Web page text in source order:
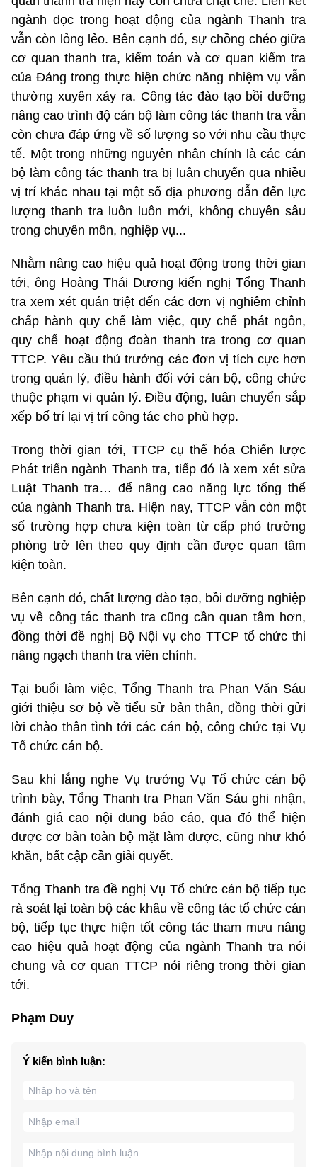
ngành dọc trong hoạt động của ngành Thanh tra
vẫn còn lỏng lẻo. Bên cạnh đó, sự chồng chéo giữa
cơ quan thanh tra, kiểm toán và cơ quan kiểm tra
của Đảng trong thực hiện chức năng nhiệm vụ vẫn
thường xuyên xảy ra. Công tác đào tạo bồi dưỡng
nâng cao trình độ cán bộ làm công tác thanh tra vẫn
còn chưa đáp ứng về số lượng so với nhu cầu thực
tế. Một trong những nguyên nhân chính là các cán
bộ làm công tác thanh tra bị luân chuyển qua nhiều
vị trí khác nhau tại một số địa phương dẫn đến lực
lượng thanh tra luôn luôn mới, không chuyên sâu
trong chuyên môn, nghiệp vụ...
Nhằm nâng cao hiệu quả hoạt động trong thời gian
tới, ông Hoàng Thái Dương kiến nghị Tổng Thanh
tra xem xét quán triệt đến các đơn vị nghiêm chỉnh
chấp hành quy chế làm việc, quy chế phát ngôn,
quy chế hoạt động đoàn thanh tra trong cơ quan
TTCP. Yêu cầu thủ trưởng các đơn vị tích cực hơn
trong quản lý, điều hành đối với cán bộ, công chức
thuộc phạm vi quản lý. Điều động, luân chuyển sắp
xếp bố trí lại vị trí công tác cho phù hợp.
Trong thời gian tới, TTCP cụ thể hóa Chiến lược
Phát triển ngành Thanh tra, tiếp đó là xem xét sửa
Luật Thanh tra… để nâng cao năng lực tổng thể
của ngành Thanh tra. Hiện nay, TTCP vẫn còn một
số trường hợp chưa kiện toàn từ cấp phó trưởng
phòng trở lên theo quy định cần được quan tâm
kiện toàn.
Bên cạnh đó, chất lượng đào tạo, bồi dưỡng nghiệp
vụ về công tác thanh tra cũng cần quan tâm hơn,
đồng thời đề nghị Bộ Nội vụ cho TTCP tổ chức thi
nâng ngạch thanh tra viên chính.
Tại buổi làm việc, Tổng Thanh tra Phan Văn Sáu
giới thiệu sơ bộ về tiểu sử bản thân, đồng thời gửi
lời chào thân tình tới các cán bộ, công chức tại Vụ
Tổ chức cán bộ.
Sau khi lắng nghe Vụ trưởng Vụ Tổ chức cán bộ
trình bày, Tổng Thanh tra Phan Văn Sáu ghi nhận,
đánh giá cao nội dung báo cáo, qua đó thể hiện
được cơ bản toàn bộ mặt làm được, cũng như khó
khăn, bất cập cần giải quyết.
Tổng Thanh tra đề nghị Vụ Tổ chức cán bộ tiếp tục
rà soát lại toàn bộ các khâu về công tác tổ chức cán
bộ, tiếp tục thực hiện tốt công tác tham mưu nâng
cao hiệu quả hoạt động của ngành Thanh tra nói
chung và cơ quan TTCP nói riêng trong thời gian
tới.
Phạm Duy
Ý kiến bình luận: